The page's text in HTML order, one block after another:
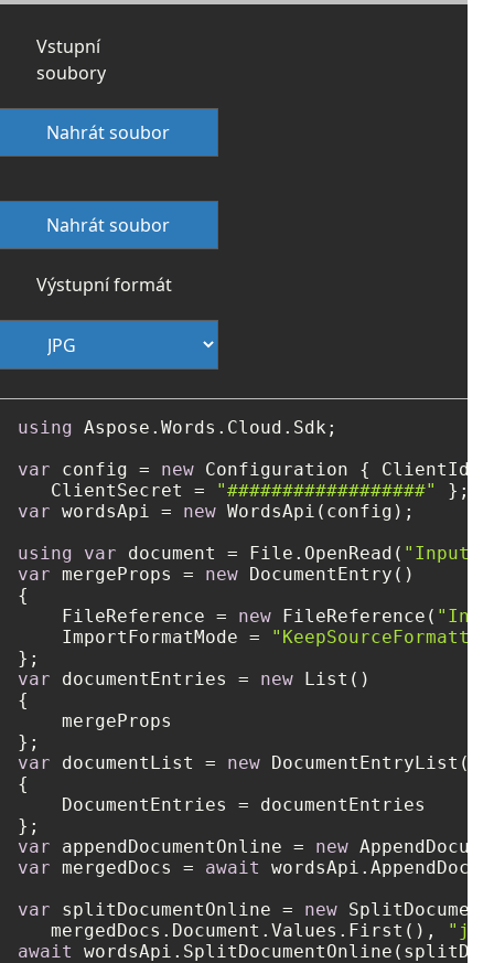
Vstupní
soubory
Nahrát soubor
Nahrát soubor
Výstupní formát
using Aspose.Words.Cloud.Sdk;
var config = new Configuration { ClientId
   ClientSecret =
"##################"
var wordsApi = new WordsApi(config);
using
var document = File.OpenRead(
var mergeProps = new DocumentEntry()
{
    FileReference =
new FileReference(
    ImportFormatMode =
var documentEntries = new List()
{
    mergeProps
var documentList = new DocumentEntryList()
{
    DocumentEntries = documentEntries
var appendDocumentOnline = new
var mergedDocs = await
var splitDocumentOnline = new
   mergedDocs.Document.Values.First(),
await